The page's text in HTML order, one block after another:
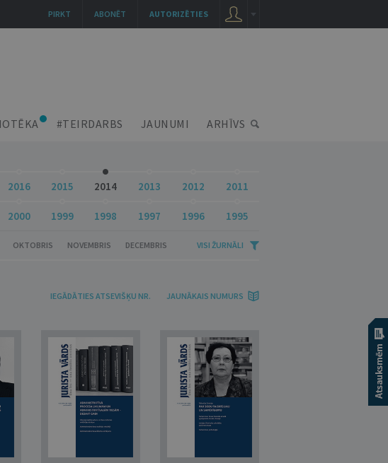
#TEIRDARBS JAUNUMI ARHĪVS
2016 2015 2014 2013 2012 2011
2000 1999 1998 1997 1996 1995
OKTOBRIS NOVEMBRIS DECEMBRIS VISI ŽURNĀLI
JAUNĀKAIS NUMURS
IEGĀDĀTIES ATSEVIŠĶU NR.
AUTORIZĒTIES
ABONĒT
PIRKT